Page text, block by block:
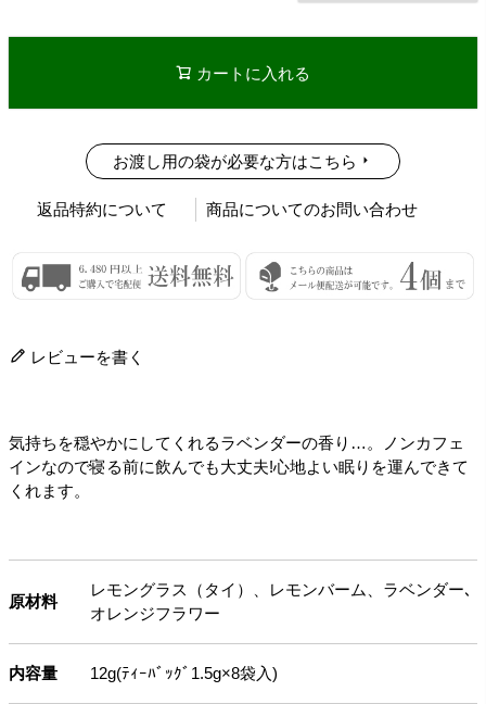
カートに入れる
お渡し用の袋が必要な方はこちら
返品特約について 商品についてのお問い合わせ
レビューを書く
気持ちを穏やかにしてくれるラベンダーの香り…。ノンカフェ
インなので寝る前に飲んでも大丈夫!心地よい眠りを運んできて
くれます。
原材料
レモングラス（タイ）、レモンバーム、ラベンダー､
オレンジフラワー
内容量 12g(ﾃｨｰﾊﾞｯｸﾞ1.5g×8袋入)